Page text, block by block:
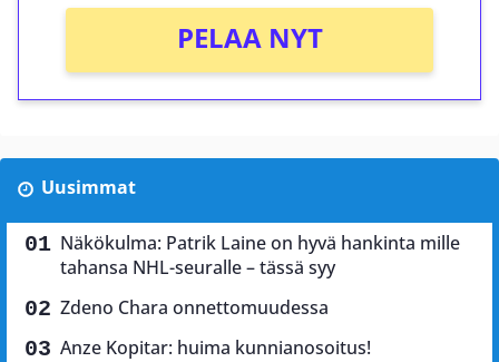
PELAA NYT
Uusimmat
Näkökulma: Patrik Laine on hyvä hankinta mille
tahansa NHL-seuralle – tässä syy
Zdeno Chara onnettomuudessa
Anze Kopitar: huima kunnianosoitus!